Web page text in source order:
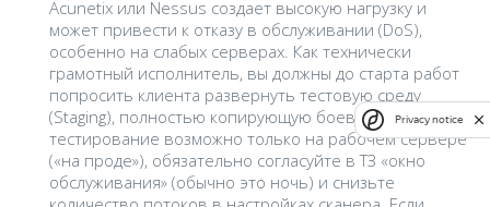
Acunetix или Nessus создает высокую нагрузку и
может привести к отказу в обслуживании (DoS),
особенно на слабых серверах. Как технически
грамотный исполнитель, вы должны до старта работ
попросить клиента развернуть тестовую среду
(Staging), полностью копирующую боевую. Если
тестирование возможно только на рабочем сервере
(«на проде»), обязательно согласуйте в ТЗ «окно
обслуживания» (обычно это ночь) и снизьте
Privacy notice